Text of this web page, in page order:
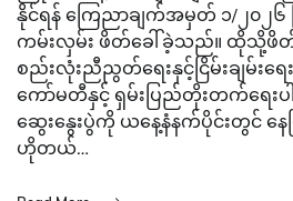
နိုင်ရန် ကြေညာချက်အမှတ် ၁/၂၀၂၆
ကမ်းလှမ်း ဖိတ်ခေါ်ခဲ့သည်။ ထိုသို့ဖိတ်
စည်းလုံးညီညွတ်ရေးနှင့်ငြိမ်းချမ်းရေ
ကော်မတီနှင့် ရှမ်းပြည်တိုးတက်ရေး
ဆွေးနွေးပွဲကို ယနေ့နံနက်ပိုင်းတွင် န
ဟိုတယ်…